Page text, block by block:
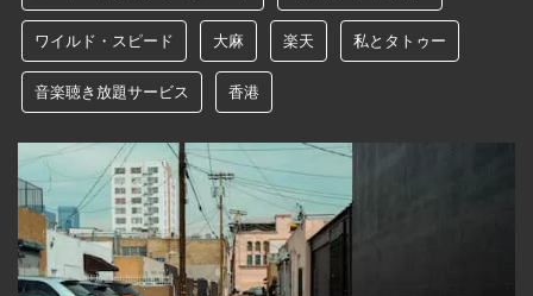
ワイルド・スピード 大麻 楽天 私とタトゥー
音楽聴き放題サービス 香港